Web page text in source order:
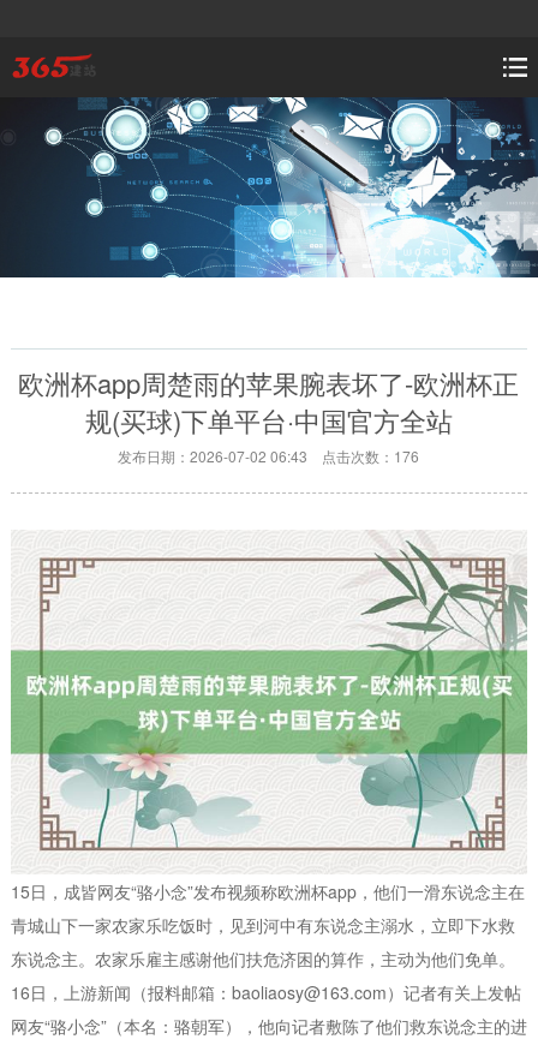
欧洲杯app周楚雨的苹果腕表坏了-欧洲杯正
规(买球)下单平台·中国官方全站
发布日期：2026-07-02 06:43 点击次数：176
15日，成皆网友“骆小念”发布视频称欧洲杯app，他们一滑东说念主在
青城山下一家农家乐吃饭时，见到河中有东说念主溺水，立即下水救
东说念主。农家乐雇主感谢他们扶危济困的算作，主动为他们免单。
16日，上游新闻（报料邮箱：baoliaosy@163.com）记者有关上发帖
网友“骆小念”（本名：骆朝军），他向记者敷陈了他们救东说念主的进